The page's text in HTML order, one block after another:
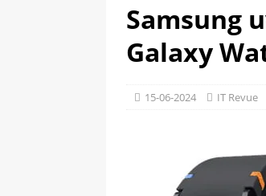
[ 12-
Samsung
Galaxy
15-06-2024 IT Revue